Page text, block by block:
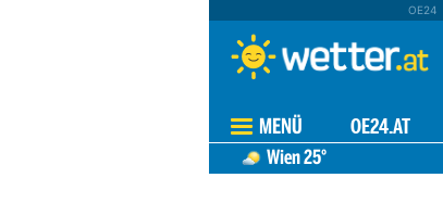
OE24
MENÜ OE24.AT
Wien25°